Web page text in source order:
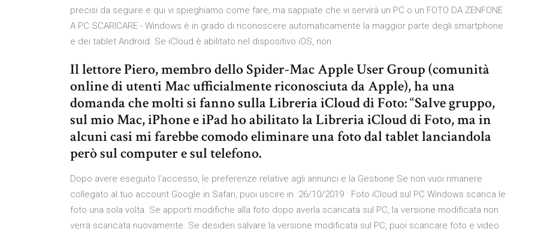
precisi da seguire e qui vi spieghiamo come fare, ma sappiate che vi servirà un PC o un FOTO DA ZENFONE
A PC SCARICARE - Windows è in grado di riconoscere automaticamente la maggior parte degli smartphone
e dei tablet Android. Se iCloud è abilitato nel dispositivo iOS, non
Il lettore Piero, membro dello Spider-Mac Apple User Group (comunità
online di utenti Mac ufficialmente riconosciuta da Apple), ha una
domanda che molti si fanno sulla Libreria iCloud di Foto: “Salve gruppo,
sul mio Mac, iPhone e iPad ho abilitato la Libreria iCloud di Foto, ma in
alcuni casi mi farebbe comodo eliminare una foto dal tablet lanciandola
però sul computer e sul telefono.
Dopo avere eseguito l'accesso, le preferenze relative agli annunci e la Gestione Se non vuoi rimanere
collegato al tuo account Google in Safari, puoi uscire in 26/10/2019 · Foto iCloud sul PC Windows scarica le
foto una sola volta. Se apporti modifiche alla foto dopo averla scaricata sul PC, la versione modificata non
verrà scaricata nuovamente. Se desideri salvare la versione modificata sul PC, puoi scaricare foto e video